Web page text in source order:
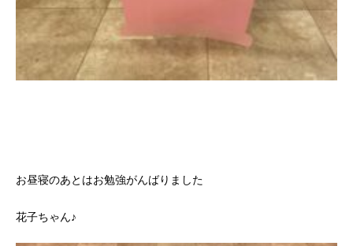
お昼寝のあとはお勉強がんばりました
花子ちゃん♪